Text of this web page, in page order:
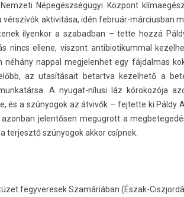
Népegészségügyi Központ
ak­tivitása, idén február-márciusban
il­yen­kor a szabad­ban – tette hozzá
nincs el­lene, vis­zont anti­biotikumm­al
néhány napp­al meg­jelen­het egy fáj­dalmas
az utasításait bet­artva kezel­hető a
A nyugat-nílusi láz kórokozója
és a szúnyogok az átvivők – fej­tette ki Páldy
jelen­tős­en megug­rott a
ter­jesztő szúnyogok akkor csípnek.
fegyveresek Szamáriában (Észak-